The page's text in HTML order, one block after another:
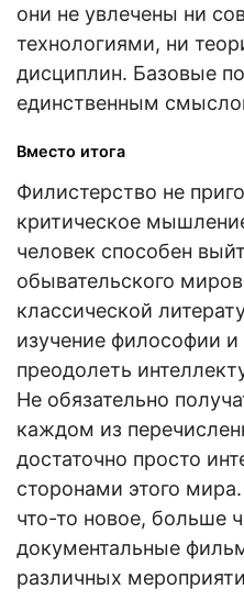
они не увлечены ни
технологиями, ни
дисциплин. Базовые
единственным
Вместо итога
Филистерство не
критическое
человек способен
обывательского
классической
изучение философии
преодолеть
Не обязательно
каждом из
достаточно просто
сторонами этого
что-то новое, больше
документальные
различных